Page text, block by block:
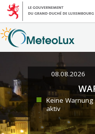
08.08.2026
Keine Warnung
aktiv